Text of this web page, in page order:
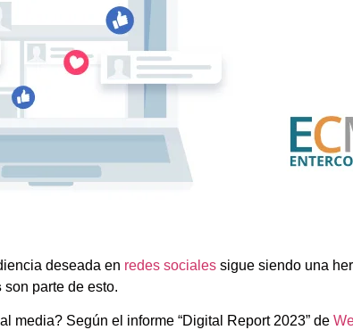
deseada en redes sociales sigue siendo una
son parte de esto.
media? Según el informe “Digital Report 2023” de